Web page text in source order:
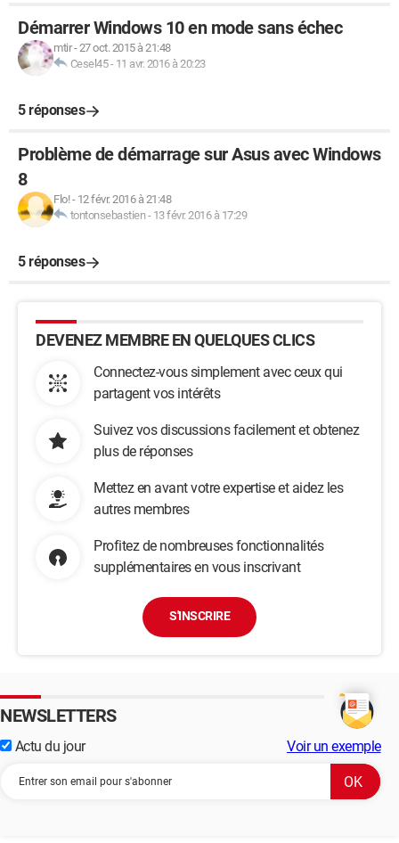
Démarrer Windows 10 en mode sans échec
mtir-27 oct. 2015 à 21:48
Cesel45- 11 avr. 2016 à 20:23
5 réponses
Problème de démarrage sur Asus avec Windows
8
Flo!- 12 févr. 2016 à 21:48
tontonsebastien- 13 févr. 2016 à 17:29
5 réponses
DEVENEZ MEMBRE EN QUELQUES CLICS
Connectez-vous simplement avec ceux qui
partagent vos intérêts
Suivez vos discussions facilement et obtenez
plus de réponses
Mettez en avant votre expertise et aidez les
autres membres
Profitez de nombreuses fonctionnalités
supplémentaires en vous inscrivant
S'INSCRIRE
NEWSLETTERS
Actu du jour Voir un exemple